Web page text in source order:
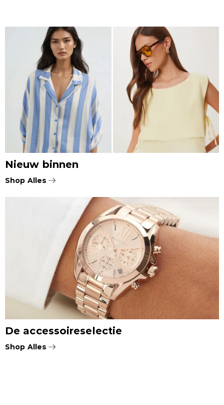
Nieuw binnen
Shop Alles
De accessoireselectie
Shop Alles